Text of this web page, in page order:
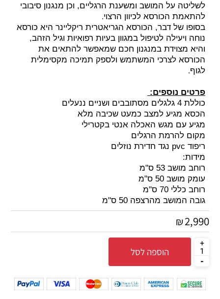
לשליטה על המושב ומשענת הרגליים, וכן מנגנון סיבובי
להתאמת הכורסא לכיוון הרצוי.
בסופו של דבר, הכורסא הגריאטרית ריקליינר היא כורסא
נוחה ויעילה לטיפול במגוון בעיות רפואיות וגיל הזהב,
והיא מצוידת במנגנון חכם שמאפשר להתאים את
הכורסא לצרכי המשתמש ולספק תמיכה מקסימלית
לגוף.
פרטים נוספים:
כוללת 4 גלגלים מסתובבים ושניים ננעלים
הכסא מגיע למצב כמעט שכיבה מלא
מגיע עם מגש האכלה אנטי בקטרילי
מקום להרמת הרגלים
ריפוד pvc נגד חדירת נוזלים
מידות:
רוחב מושב 53 ס"מ
עומק מושב 50 ס"מ
רוחב כללי 70 ס"מ
גובה המושב מהרצפה 50 ס"מ
₪2,990
הוספה לסל